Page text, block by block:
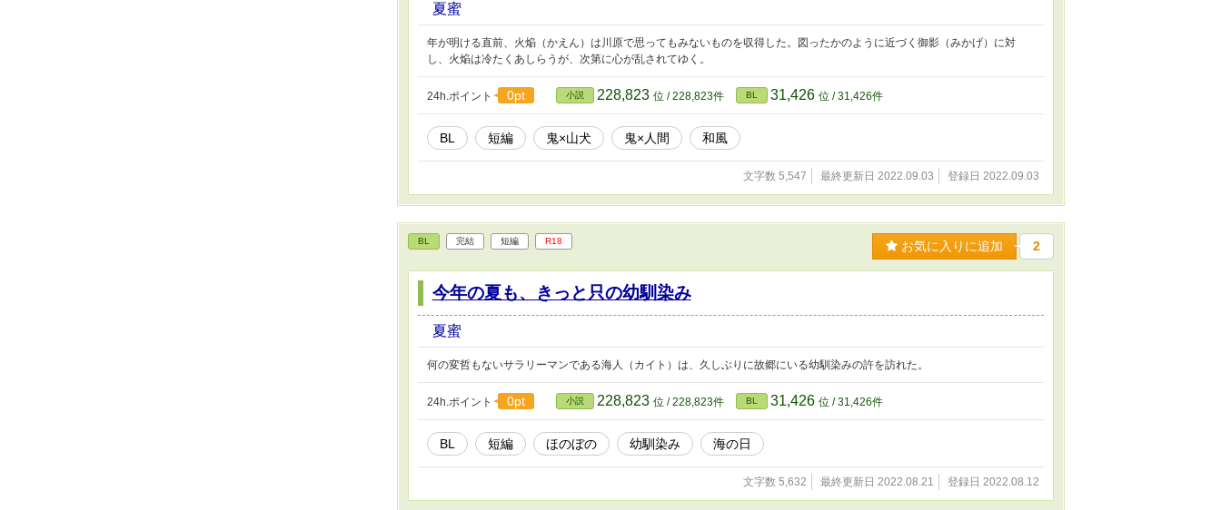
夏蜜
年が明ける直前、火焔（かえん）は川原で思ってもみないものを収得した。図ったかのように近づく御影（みかげ）に対
し、火焔は冷たくあしらうが、次第に心が乱されてゆく。
24h.ポイント 0pt 小説 228,823 位 / 228,823件 BL 31,426 位 / 31,426件
BL 短編 鬼×山犬 鬼×人間 和風
文字数 5,547 最終更新日 2022.09.03 登録日 2022.09.03
BL 完結 短編 R18 お気に入りに追加 2
今年の夏も、きっと只の幼馴染み
夏蜜
何の変哲もないサラリーマンである海人（カイト）は、久しぶりに故郷にいる幼馴染みの許を訪れた。
24h.ポイント 0pt 小説 228,823 位 / 228,823件 BL 31,426 位 / 31,426件
BL 短編 ほのぼの 幼馴染み 海の日
文字数 5,632 最終更新日 2022.08.21 登録日 2022.08.12